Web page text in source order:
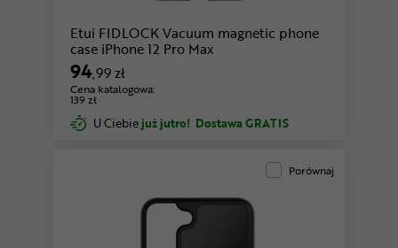
Etui FIDLOCK Vacuum magnetic phone
case iPhone 12 Pro Max
94,99 zł
Cena katalogowa:
139 zł
U Ciebie już jutro! Dostawa GRATIS
Porównaj